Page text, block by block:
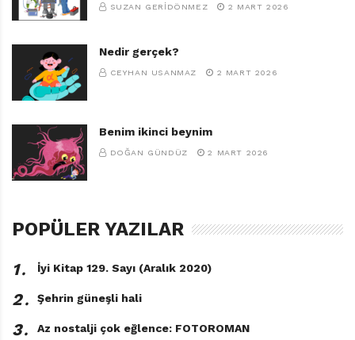
SUZAN GERIDÖNMEZ 2 MART 2026
Nedir gerçek?
CEYHAN USANMAZ 2 MART 2026
Benim ikinci beynim
DOĞAN GÜNDÜZ 2 MART 2026
POPÜLER YAZILAR
1․ İyi Kitap 129. Sayı (Aralık 2020)
2․ Şehrin güneşli hali
3․ Az nostalji çok eğlence: FOTOROMAN